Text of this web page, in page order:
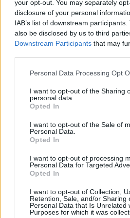
your opt-out. You may separately
disclosure of your personal
IAB’s list of downstream
also be disclosed by us to third
Downstream Participants that may
Personal Data Processing Opt
I want to opt-out of the Sharing
personal data.
Opted In
I want to opt-out of the Sale of
Personal Data.
Opted In
I want to opt-out of processing
Personal Data for Targeted
Opted In
I want to opt-out of Collection,
Retention, Sale, and/or Sharing
Personal Data that Is Unrelated
Purposes for which it was
delar sökes)
Senaste inlägget av Tyfors för 10
Huggern goes big block
Camaro som bruksbil?! 57
Volkswagen split bus t1
Golf Mk2 16v Turbo
Senaste inlägget av
Vw 1956 oval prosjekt 11
Senaste inlägget av
Volvo 245 ?Turbo? 40 svar
Senaste inlägget av Marurb1